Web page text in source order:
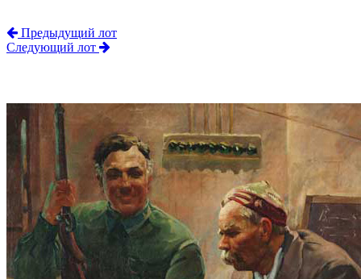
Предыдущий лот
Следующий лот